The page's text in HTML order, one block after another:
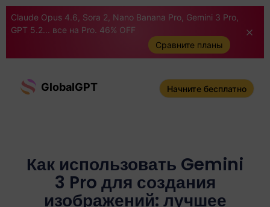
Claude Opus 4.6, Sora 2, Nano Banana Pro, Gemini 3 Pro,
GPT 5.2... все на Pro. 46% OFF
Сравните планы
GlobalGPT Начните бесплатно
Как использовать Gemini
3 Pro для создания
изображений: лучшее